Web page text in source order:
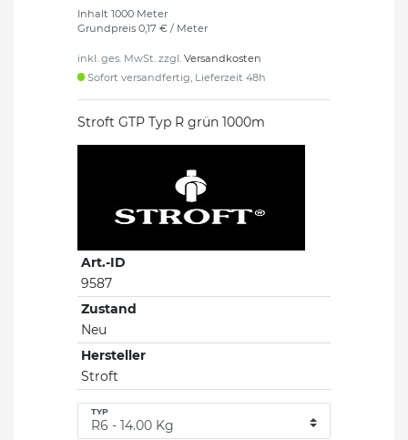
Inhalt 1000 Meter
Grundpreis 0,17 € / Meter
inkl. ges. MwSt. zzgl. Versandkosten
Sofort versandfertig, Lieferzeit 48h
Stroft GTP Typ R grün 1000m
Art.-ID
9587
Zustand
Neu
Hersteller
Stroft
TYP